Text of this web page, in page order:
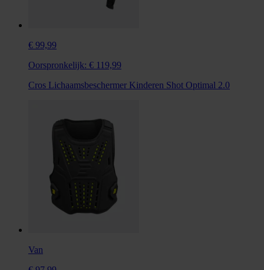
€ 99,99
Oorspronkelijk: € 119,99
Cros Lichaamsbeschermer Kinderen Shot Optimal 2.0
Van